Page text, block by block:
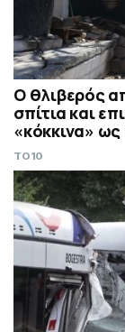
Ο θλιβερός
σπίτια και
«κόκκινα»
TO10